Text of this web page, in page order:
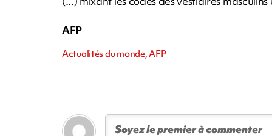
AFP
Actualités du monde, AFP